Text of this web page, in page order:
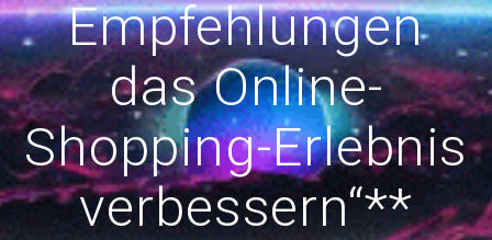
Empfehlungen
das Online-
Shopping-Erlebnis
verbessern“**